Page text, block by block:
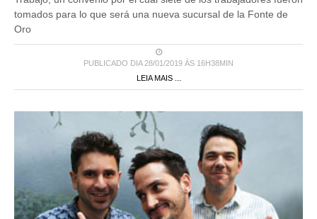
tomados para lo que será una nueva sucursal de la Fonte de
Oro
PUBLICADO DIA 28/01/2019 ÀS 16H38MIN
LEIA MAIS ...